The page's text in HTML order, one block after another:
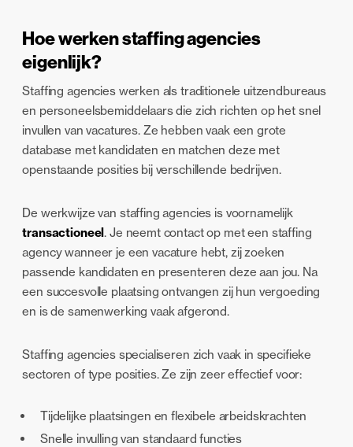
Hoe werken staffing agencies
eigenlijk?
Staffing agencies werken als traditionele uitzendbureaus
en personeelsbemiddelaars die zich richten op het snel
invullen van vacatures. Ze hebben vaak een grote
database met kandidaten en matchen deze met
openstaande posities bij verschillende bedrijven.
De werkwijze van staffing agencies is voornamelijk
transactioneel. Je neemt contact op met een staffing
agency wanneer je een vacature hebt, zij zoeken
passende kandidaten en presenteren deze aan jou. Na
een succesvolle plaatsing ontvangen zij hun vergoeding
en is de samenwerking vaak afgerond.
Staffing agencies specialiseren zich vaak in specifieke
sectoren of type posities. Ze zijn zeer effectief voor:
Tijdelijke plaatsingen en flexibele arbeidskrachten
Snelle invulling van standaard functies